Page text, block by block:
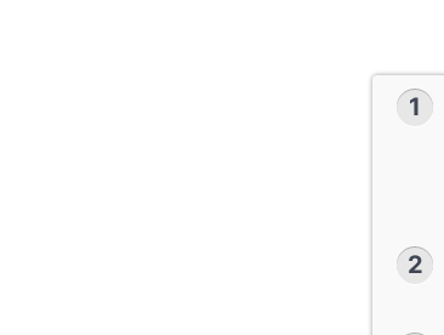
1
2